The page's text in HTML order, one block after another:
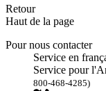
Retour
Haut de la page
Pour nous contacter
Service en
Service pour
800-468-4285)